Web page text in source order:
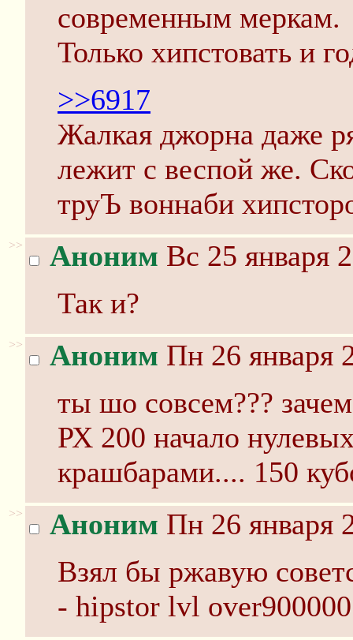
современным меркам.
Только хипстовать и
>>6917
Жалкая джорна даже
лежит с веспой же.
труЪ воннаби
>> Аноним Вс 25 января
Так и?
>> Аноним Пн 26 января
ты шо совсем???
РХ 200 начало
крашбарами.... 150
>> Аноним Пн 26 января
Взял бы ржавую
- hipstor lvl